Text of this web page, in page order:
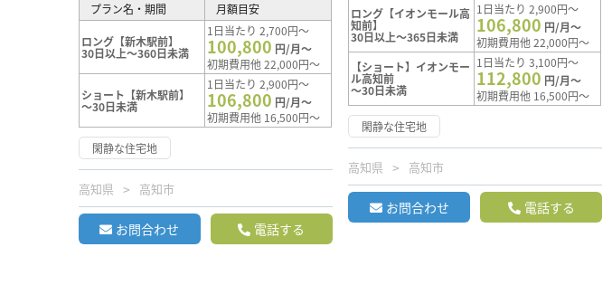
プラン名・期間 月額目安
ロング【新木駅前】
30日以上～360日未満
1日当たり 2,700円～
100,800 円/月～
初期費用他 22,000円～
ショート【新木駅前】
～30日未満
1日当たり 2,900円～
106,800 円/月～
初期費用他 16,500円～
閑静な住宅地
高知県 高知市
お問合わせ 電話する
ロング【イオンモール高
知前】
30日以上～365日未満
1日当たり 2,900円～
106,800 円/月～
初期費用他 22,000円～
【ショート】イオンモー
ル高知前
～30日未満
1日当たり 3,100円～
112,800 円/月～
初期費用他 16,500円～
閑静な住宅地
高知県 高知市
お問合わせ 電話する